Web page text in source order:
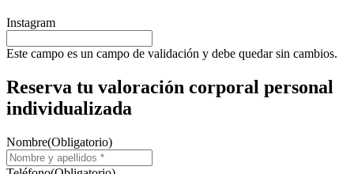
Instagram
Este campo es un campo de validación y debe quedar sin cambios.
Reserva tu valoración corporal personal
individualizada
Nombre(Obligatorio)